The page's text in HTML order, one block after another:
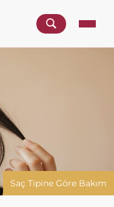
Saç Tipine Göre Bakım